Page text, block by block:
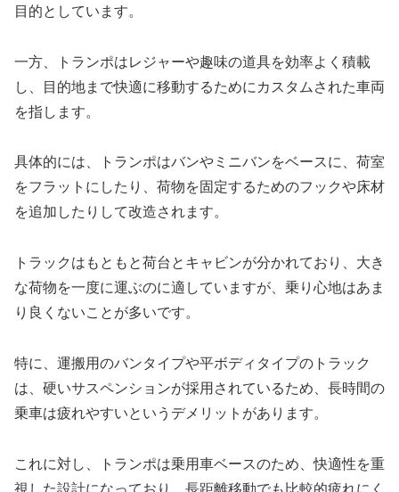
目的としています。
一方、トランポはレジャーや趣味の道具を効率よく積載
し、目的地まで快適に移動するためにカスタムされた車両
を指します。
具体的には、トランポはバンやミニバンをベースに、荷室
をフラットにしたり、荷物を固定するためのフックや床材
を追加したりして改造されます。
トラックはもともと荷台とキャビンが分かれており、大き
な荷物を一度に運ぶのに適していますが、乗り心地はあま
り良くないことが多いです。
特に、運搬用のバンタイプや平ボディタイプのトラック
は、硬いサスペンションが採用されているため、長時間の
乗車は疲れやすいというデメリットがあります。
これに対し、トランポは乗用車ベースのため、快適性を重
視した設計になっており、長距離移動でも比較的疲れにく